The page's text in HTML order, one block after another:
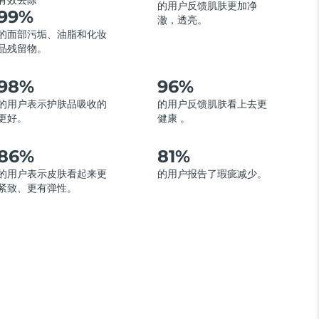
面部污垢、油脂和化妆
残留物。
的用户反馈肌肤更加净
澈，透亮。
用户表示护肤品吸收的
好。
96%
的用户反馈肌肤看上去更
健康 。
用户表示皮肤看起来更
致、更有弹性。
81%
的用户报告了瑕疵减少。